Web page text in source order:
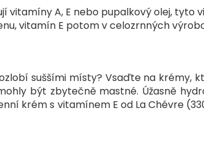
A, E nebo pupalkový olej, tyto
vitamín E potom v celozrnných
suššími místy? Vsaďte na krémy,
být zbytečně mastné. Úžasně
krém s vitamínem E od La Chévre